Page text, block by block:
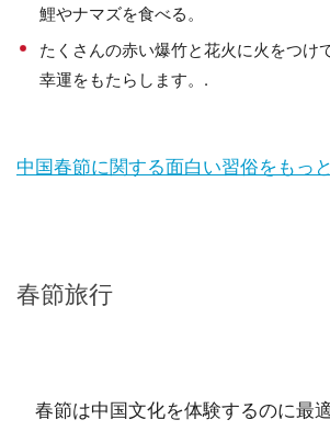
鯉やナマズを食べる。
たくさんの赤い爆竹と花火に火をつけ
幸運をもたらします。.
中国春節に関する面白い習俗をもっ
春節旅行
春節は中国文化を体験するのに最